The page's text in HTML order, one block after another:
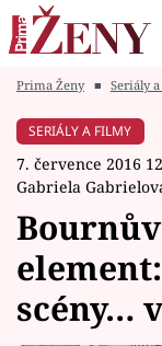
Módní alarm
Témata
Celebrity
Prima Ženy ■ Seriály
SERIÁLY A FILMY
7. července 2016
Gabriela
scény…